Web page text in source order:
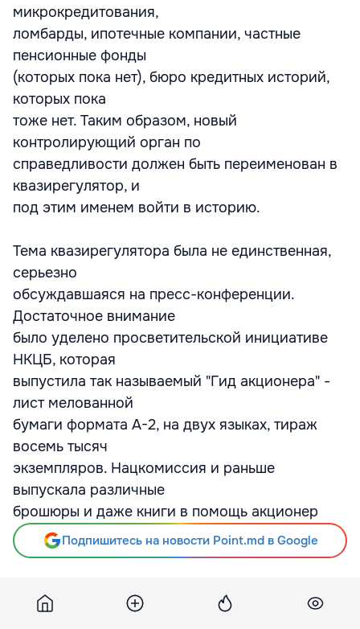
микрокредитования,
ломбарды, ипотечные компании, частные
пенсионные фонды
(которых пока нет), бюро кредитных историй,
которых пока
тоже нет. Таким образом, новый
контролирующий орган по
справедливости должен быть переименован в
квазирегулятор, и
под этим именем войти в историю.
Тема квазирегулятора была не единственная,
серьезно
обсуждавшаяся на пресс-конференции.
Достаточное внимание
было уделено просветительской инициативе
НКЦБ, которая
выпустила так называемый "Гид акционера" -
лист мелованной
бумаги формата А-2, на двух языках, тираж
восемь тысяч
экземпляров. Нацкомиссия и раньше
выпускала различные
брошюры и даже книги в помощь акционер
Подпишитесь на новости Point.md в Google
Источник